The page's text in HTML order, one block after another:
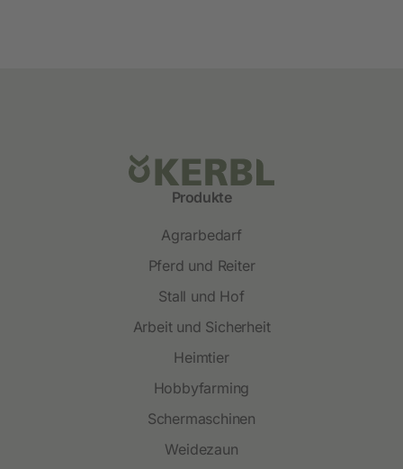
Produkte
Agrarbedarf
Pferd und Reiter
Stall und Hof
Arbeit und Sicherheit
Heimtier
Hobbyfarming
Schermaschinen
Weidezaun